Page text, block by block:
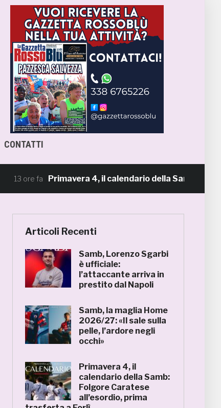
CONTATTI
13 ore fa Primavera 4, il calendario della Samb: Folgore
Articoli Recenti
Samb, Lorenzo Sgarbi
è ufficiale:
l’attaccante arriva in
prestito dal Napoli
Samb, la maglia Home
2026/27: «Il sale sulla
pelle, l’ardore negli
occhi»
Primavera 4, il
calendario della Samb:
Folgore Caratese
all’esordio, prima